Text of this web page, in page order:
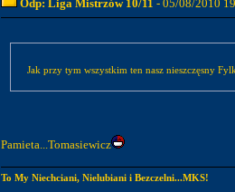
Odp: Liga Mistrzów 10/11 - 05/08/2010
Jak przy tym wszystkim ten nasz nieszczęsny
Pamieta...Tomasiewicz
To My Niechciani, Nielubiani i Bezczelni...MKS!